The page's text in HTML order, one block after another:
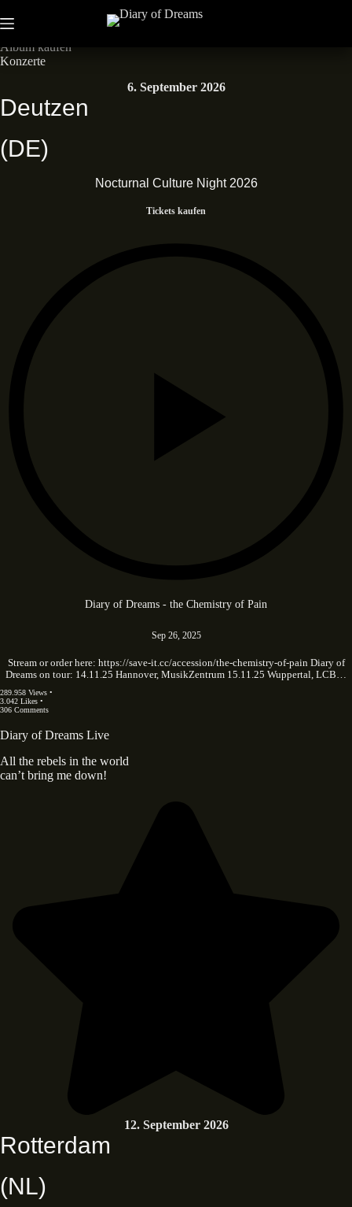
Inhalt
Neues Album • Dead End Dreams • Out now
Album kaufen
Konzerte
6. September 2026
Deutzen
(DE)
Nocturnal Culture Night 2026
Tickets kaufen
Diary of Dreams - the Chemistry of Pain
Sep 26, 2025
Stream or order here: https://save-it.cc/accession/the-chemistry-of-pain Diary of
Dreams on tour: 14.11.25 Hannover, MusikZentrum 15.11.25 Wuppertal, LCB…
289.958 Views •
3.042 Likes •
306 Comments
Diary of Dreams Live
All the rebels in the world
can’t bring me down!
12. September 2026
Rotterdam
(NL)